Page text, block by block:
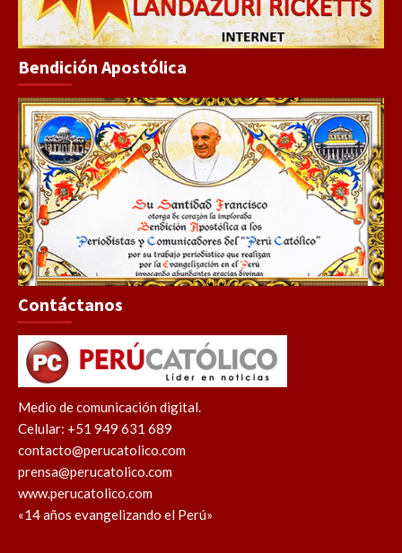
Bendición Apostólica
Contáctanos
Medio de comunicación digital.
Celular: +51 949 631 689
contacto@perucatolico.com
prensa@perucatolico.com
www.perucatolico.com
«14 años evangelizando el Perú»